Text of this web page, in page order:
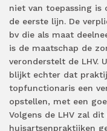
niet van toepassing is
de eerste lijn. De
bv die als maat
is de maatschap de
veronderstelt de LHV.
blijkt echter dat
topfunctionaris een
opstellen, met een
Volgens de LHV zal
huisartsenpraktijken